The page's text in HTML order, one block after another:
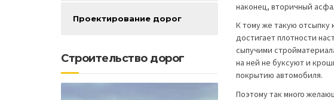
наконец, вторичный
К тому же такую отсыпку
достигает плотности
сыпучими
на ней не буксуют и
покрытию автомобиля.
Поэтому так много
Проектирование дорог
Строительство дорог